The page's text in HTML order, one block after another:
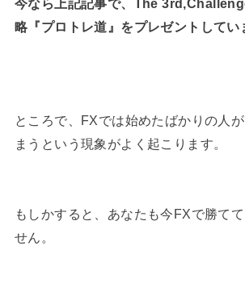
略『プロトレ道』をプレゼントしてい
ところで、FXでは始めたばかりの人が
まうという現象がよく起こります。
もしかすると、あなたも今FXで勝て
せん。